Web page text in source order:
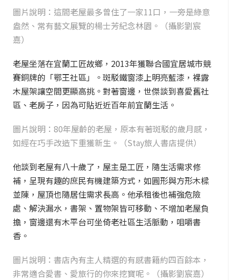
圖片說明：這間老屋最多曾住了一家11口，一旁是綠意
盎然、常有藝文展覽的楊士芳紀念林園。（攝影劉宸
嘉）
老屋坐落在宜蘭工匠故鄉，2013年獲聯合國宜居城市競
賽銅牌的「鄂王社區」。斑駁鐵窗漆上明亮藍漆，裸露
木屋架讓空間更顯高挑。對著窗邊，世傑談到喜愛舊社
區、老房子，因為可貼近近百年前宜蘭生活。
圖片說明：80年屋齡的老屋，原本有著斑駁的歲月感，
如經在巧手改造下重獲新生。（Stay旅人書店提供）
他談到老屋有八十歲了，屋主是工匠，隨生活需求修
補，呈現有趣的庶民有機建築方式，如圓形與方形木樑
並陳，屋頂也隨居住需求長高。他承租後也補強危險
處、解決漏水，書架、置物架皆可移動、不增加老屋負
擔，窗邊還有木平台可坐倚老社區生活脈動，咀嚼書
香。
圖片說明：書店內有主人精選的有感書籍約四百餘本，
非常適合愛書、愛旅行的你來挖寶呢。（攝影劉宸嘉）